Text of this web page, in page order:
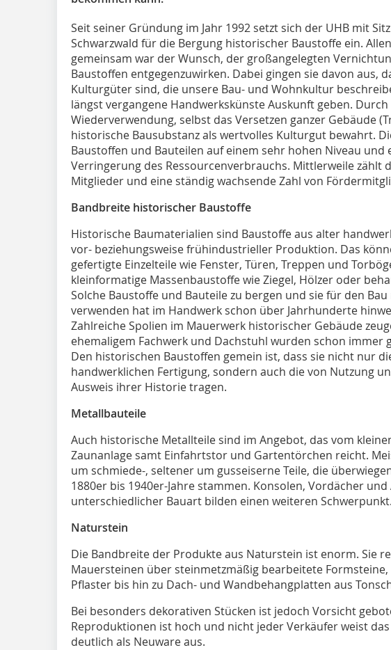
Seit seiner Gründung im Jahr 1992 setzt sich der UHB mit
Schwarzwald für die Bergung historischer Baustoffe ein.
gemeinsam war der Wunsch, der großangelegten
Baustoffen entgegenzuwirken. Dabei gingen sie davon aus,
Kulturgüter sind, die unsere Bau- und Wohnkultur
längst vergangene Handwerkskünste Auskunft geben.
Wiederverwendung, selbst das Versetzen ganzer Gebäude
historische Bausubstanz als wertvolles Kulturgut bewahrt.
Baustoffen und Bauteilen auf einem sehr hohen Niveau und
Verringerung des Ressourcenverbrauchs. Mittlerweile zählt
Mitglieder und eine ständig wachsende Zahl von
Bandbreite historischer Baustoffe
Historische Baumaterialien sind Baustoffe aus alter
vor- beziehungsweise frühindustrieller Produktion. Das
gefertigte Einzelteile wie Fenster, Türen, Treppen und
kleinformatige Massenbaustoffe wie Ziegel, Hölzer oder
Solche Baustoffe und Bauteile zu bergen und sie für den
verwenden hat im Handwerk schon über Jahrhunderte
Zahlreiche Spolien im Mauerwerk historischer Gebäude
ehemaligem Fachwerk und Dachstuhl wurden schon immer
Den historischen Baustoffen gemein ist, dass sie nicht nur
handwerklichen Fertigung, sondern auch die von Nutzung
Ausweis ihrer Historie tragen.
Metallbauteile
Auch historische Metallteile sind im Angebot, das vom
Zaunanlage samt Einfahrtstor und Gartentörchen reicht.
um schmiede-, seltener um gusseiserne Teile, die
1880er bis 1940er-Jahre stammen. Konsolen, Vordächer
unterschiedlicher Bauart bilden einen weiteren Schwerpunkt.
Naturstein
Die Bandbreite der Produkte aus Naturstein ist enorm. Sie
Mauersteinen über steinmetzmäßig bearbeitete
Pflaster bis hin zu Dach- und Wandbehangplatten aus
Bei besonders dekorativen Stücken ist jedoch Vorsicht
Reproduktionen ist hoch und nicht jeder Verkäufer weist
deutlich als Neuware aus.